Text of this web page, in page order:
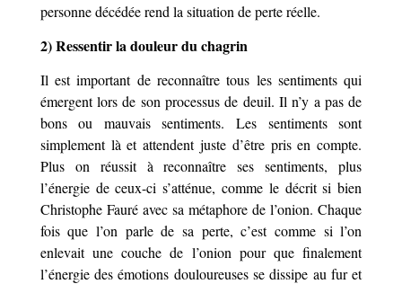
personne décédée rend la situation de perte réelle.
2) Ressentir la douleur du chagrin
Il est important de reconnaître tous les sentiments qui
émergent lors de son processus de deuil. Il n’y a pas de
bons ou mauvais sentiments. Les sentiments sont
simplement là et attendent juste d’être pris en compte.
Plus on réussit à reconnaître ses sentiments, plus
l’énergie de ceux-ci s’atténue, comme le décrit si bien
Christophe Fauré avec sa métaphore de l’onion. Chaque
fois que l’on parle de sa perte, c’est comme si l’on
enlevait une couche de l’onion pour que finalement
l’énergie des émotions douloureuses se dissipe au fur et